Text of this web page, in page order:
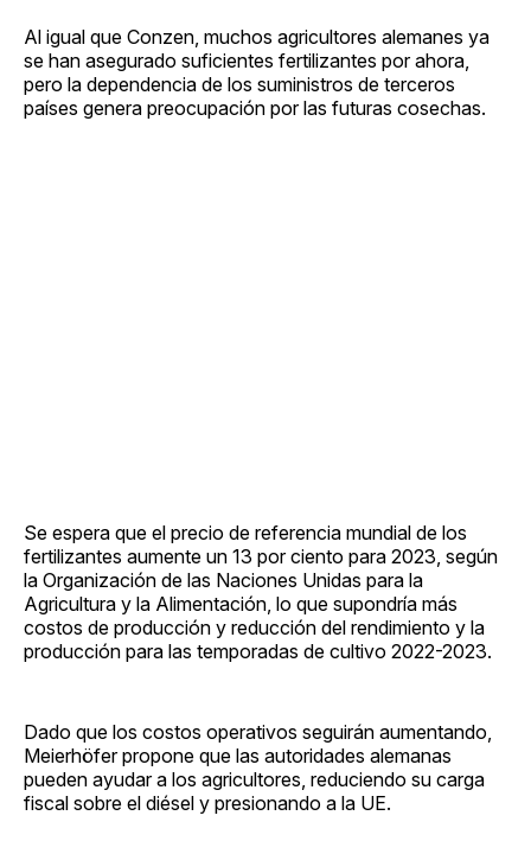
Al igual que Conzen, muchos agricultores alemanes ya
se han asegurado suficientes fertilizantes por ahora,
pero la dependencia de los suministros de terceros
países genera preocupación por las futuras cosechas.
Se espera que el precio de referencia mundial de los
fertilizantes aumente un 13 por ciento para 2023, según
la Organización de las Naciones Unidas para la
Agricultura y la Alimentación, lo que supondría más
costos de producción y reducción del rendimiento y la
producción para las temporadas de cultivo 2022-2023.
Dado que los costos operativos seguirán aumentando,
Meierhöfer propone que las autoridades alemanas
pueden ayudar a los agricultores, reduciendo su carga
fiscal sobre el diésel y presionando a la UE.